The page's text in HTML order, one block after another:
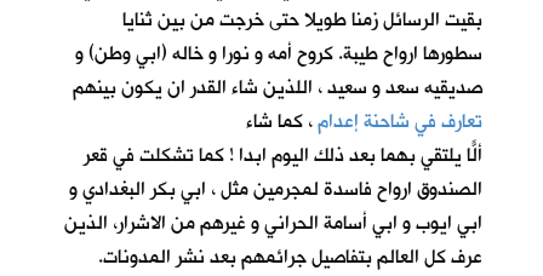
بقيت الرسائل زمنا طويلا حتى خرجت من بين ثنايا
سطورها ارواح طيبة. كروح أمه و نورا و خاله (ابي وطن) و
صديقيه سعد و سعيد ، اللذين شاء القدر ان يكون بينهم
تعارف في شاحنة إعدام، كما شاء
ألّا يلتقي بهما بعد ذلك اليوم ابداً ! كما تشكلت في قعر
الصندوق ارواح فاسدة لمجرمين مثل ، ابي بكر البغدادي و
ابي ايوب و ابي أسامة الحراني و غيرهم من الاشرار، الذين
عرف كل العالم بتفاصيل جرائمهم بعد نشر المدونات.